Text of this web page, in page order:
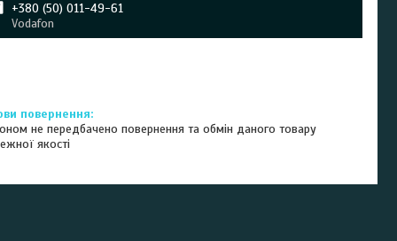
+380 (50) 011-49-61
Vodafon
не передбачено повернення та обмін даного товару
якості